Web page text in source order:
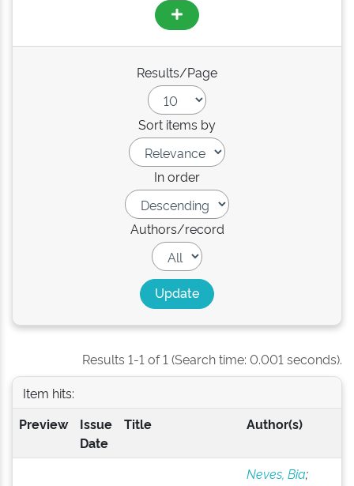
Results/Page
Sort items by
In order
Authors/record
Results 1-1 of 1 (Search time: 0.001 seconds).
Item hits:
Preview
Issue
Date
Title Author(s)
Neves, Bia;